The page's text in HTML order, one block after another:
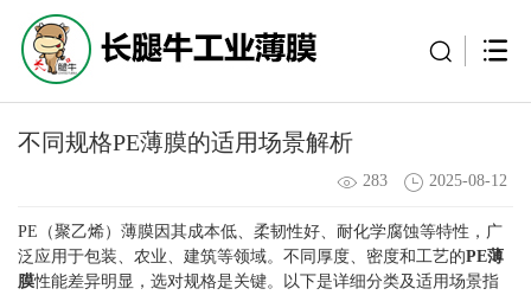
不同规格PE薄膜的适用场景解析
283 2025-08-12
PE（聚乙烯）薄膜因其成本低、柔韧性好、耐化学腐蚀等特性，广
泛应用于包装、农业、建筑等领域。不同厚度、密度和工艺的PE薄
膜性能差异明显，选对规格是关键。以下是详细分类及适用场景指